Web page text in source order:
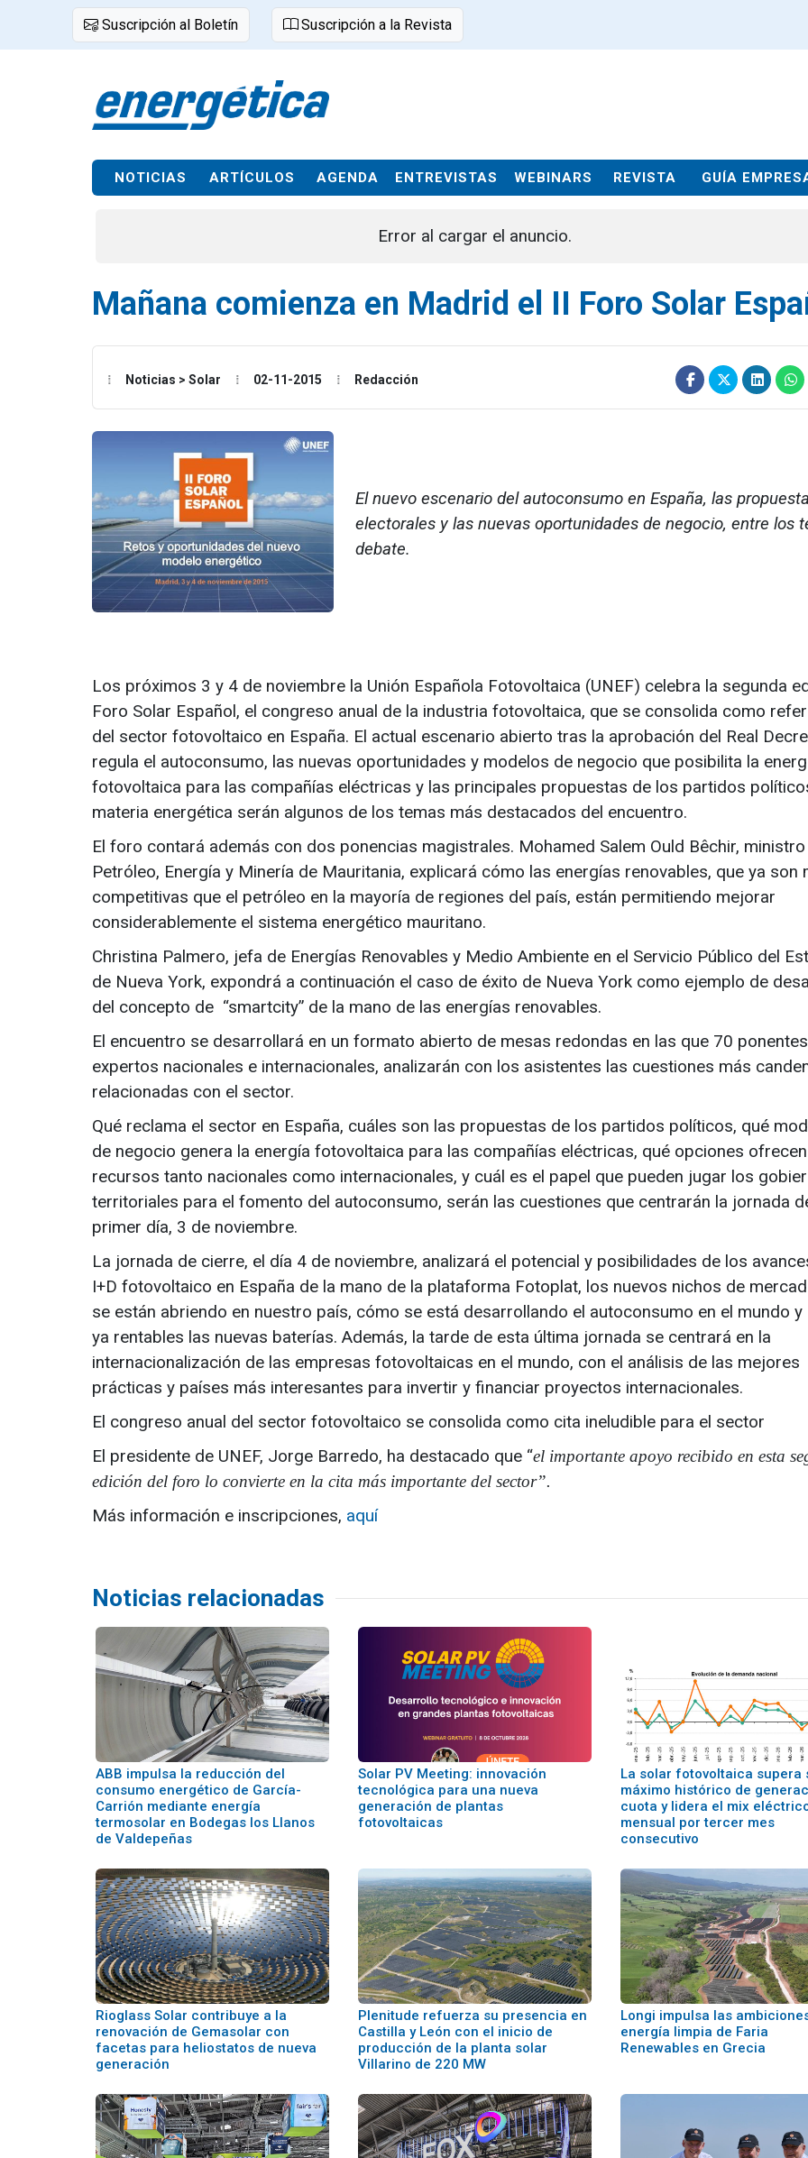
Suscripción al Boletín Suscripción a la Revista
NOTICIAS ARTÍCULOS AGENDA ENTREVISTAS WEBINARS REVISTA GUÍA
Error al cargar el anuncio.
Mañana comienza en Madrid el II Foro Solar
Noticias > Solar 02-11-2015 Redacción
El nuevo escenario del autoconsumo en España, las
electorales y las nuevas oportunidades de negocio, entre los
debate.
Los próximos 3 y 4 de noviembre la Unión Española Fotovoltaica (UNEF) celebra la segunda
Foro Solar Español, el congreso anual de la industria fotovoltaica, que se consolida como
del sector fotovoltaico en España. El actual escenario abierto tras la aprobación del Real
regula el autoconsumo, las nuevas oportunidades y modelos de negocio que posibilita la
fotovoltaica para las compañías eléctricas y las principales propuestas de los partidos
materia energética serán algunos de los temas más destacados del encuentro.
El foro contará además con dos ponencias magistrales. Mohamed Salem Ould Bêchir, ministro
Petróleo, Energía y Minería de Mauritania, explicará cómo las energías renovables, que ya son
competitivas que el petróleo en la mayoría de regiones del país, están permitiendo mejorar
considerablemente el sistema energético mauritano.
Christina Palmero, jefa de Energías Renovables y Medio Ambiente en el Servicio Público del
de Nueva York, expondrá a continuación el caso de éxito de Nueva York como ejemplo de
del concepto de “smartcity” de la mano de las energías renovables.
El encuentro se desarrollará en un formato abierto de mesas redondas en las que 70
expertos nacionales e internacionales, analizarán con los asistentes las cuestiones más
relacionadas con el sector.
Qué reclama el sector en España, cuáles son las propuestas de los partidos políticos, qué
de negocio genera la energía fotovoltaica para las compañías eléctricas, qué opciones
recursos tanto nacionales como internacionales, y cuál es el papel que pueden jugar los
territoriales para el fomento del autoconsumo, serán las cuestiones que centrarán la jornada
primer día, 3 de noviembre.
La jornada de cierre, el día 4 de noviembre, analizará el potencial y posibilidades de los
I+D fotovoltaico en España de la mano de la plataforma Fotoplat, los nuevos nichos de
se están abriendo en nuestro país, cómo se está desarrollando el autoconsumo en el mundo y
ya rentables las nuevas baterías. Además, la tarde de esta última jornada se centrará en la
internacionalización de las empresas fotovoltaicas en el mundo, con el análisis de las mejores
prácticas y países más interesantes para invertir y financiar proyectos internacionales.
El congreso anual del sector fotovoltaico se consolida como cita ineludible para el sector
El presidente de UNEF, Jorge Barredo, ha destacado que “el importante apoyo recibido en esta
edición del foro lo convierte en la cita más importante del sector”.
Más información e inscripciones, aquí
Noticias relacionadas
ABB impulsa la reducción del
consumo energético de García-
Carrión mediante energía
termosolar en Bodegas los Llanos
de Valdepeñas
Solar PV Meeting: innovación
tecnológica para una nueva
generación de plantas
fotovoltaicas
La solar fotovoltaica supera
máximo histórico de
cuota y lidera el mix
mensual por tercer mes
consecutivo
Rioglass Solar contribuye a la
renovación de Gemasolar con
facetas para heliostatos de nueva
generación
Plenitude refuerza su presencia en
Castilla y León con el inicio de
producción de la planta solar
Villarino de 220 MW
Longi impulsa las
energía limpia de Faria
Renewables en Grecia